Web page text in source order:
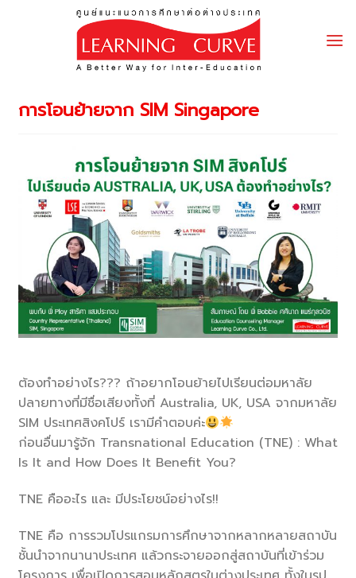
การโอนย้ายจาก SIM Singapore
ต้องทำอย่างไร??? ถ้าอยากโอนย้ายไปเรียนต่อมหาลัย
ปลายทางที่มีชื่อเสียงทั้งที่ Australia, UK, USA จากมหาลัย
SIM ประเทศสิงคโปร์ เรามีคำตอบค่ะ
ก่อนอื่นมารู้จัก Transnational Education (TNE) : What
Is It and How Does It Benefit You?
TNE คืออะไร และ มีประโยชน์อย่างไร!!
TNE คือ การรวมโปรแกรมการศึกษาจากหลากหลายสถาบัน
ชั้นนำจากนานาประเทศ แล้วกระจายออกสู่สถาบันที่เข้าร่วม